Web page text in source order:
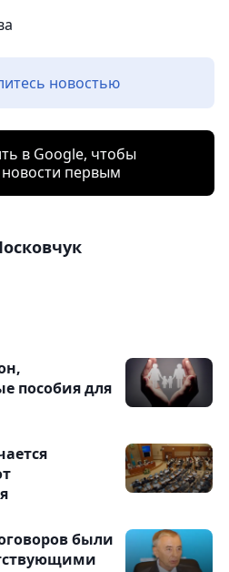
новостью
в Google, чтобы
новости первым
пособия для
были